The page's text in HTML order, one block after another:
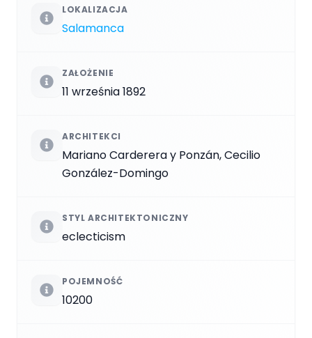
LOKALIZACJA
Salamanca
ZAŁOŻENIE
11 września 1892
ARCHITEKCI
Mariano Carderera y Ponzán, Cecilio
González-Domingo
STYL ARCHITEKTONICZNY
eclecticism
POJEMNOŚĆ
10200